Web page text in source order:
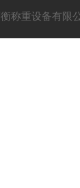
称重设备有